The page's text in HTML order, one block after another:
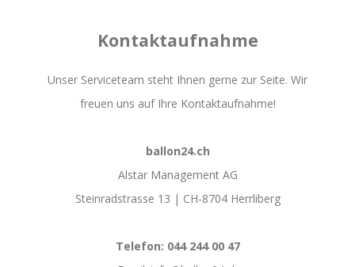
Kontaktaufnahme
Unser Serviceteam steht Ihnen gerne zur Seite. Wir
freuen uns auf Ihre Kontaktaufnahme!
ballon24.ch
Alstar Management AG
Steinradstrasse 13 | CH-8704 Herrliberg
Telefon: 044 244 00 47